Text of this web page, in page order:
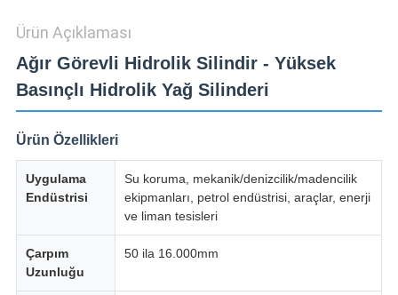
SITEMAP
GIZLILIK
POLITIKASI
Ürün Açıklaması
Ağır Görevli Hidrolik Silindir - Yüksek
Basınçlı Hidrolik Yağ Silinderi
Ürün Özellikleri
Uygulama
Endüstrisi
Su koruma, mekanik/denizcilik/madencilik
ekipmanları, petrol endüstrisi, araçlar, enerji
ve liman tesisleri
Çarpım
Uzunluğu
50 ila 16.000mm